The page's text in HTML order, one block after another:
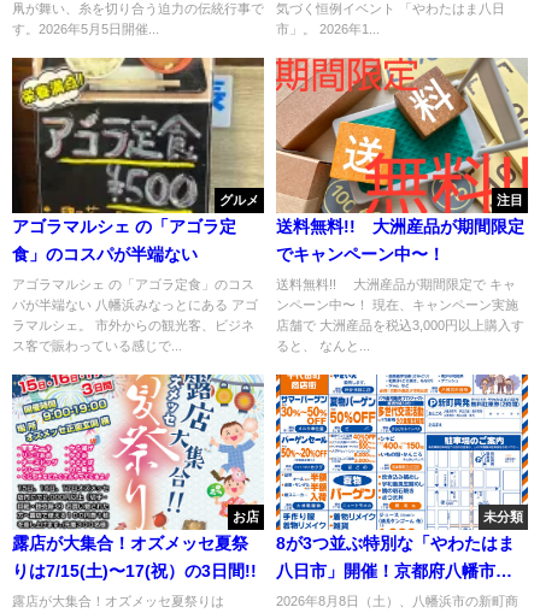
凧が舞い、糸を切り合う迫力の伝統行事で
す。2026年5月5日開催...
気づく恒例イベント 「やわたはま八日
市」。 2026年1...
グルメ
アゴラマルシェ の「アゴラ定
食」のコスパが半端ない
アゴラマルシェ の「アゴラ定食」のコス
パが半端ない 八幡浜みなっとにある アゴ
ラマルシェ。 市外からの観光客、ビジネ
ス客で賑わっている感じで...
注目
送料無料!! 大洲産品が期間限定
でキャンペーン中〜！
送料無料!! 大洲産品が期間限定で キャ
ンペーン中〜！ 現在、キャンペーン実施
店舗で 大洲産品を税込3,000円以上購入す
ると、 なんと...
お店
露店が大集合！オズメッセ夏祭
りは7/15(土)〜17(祝）の3日間!!
露店が大集合！オズメッセ夏祭りは
未分類
8が3つ並ぶ特別な「やわたはま
八日市」開催！京都府八幡市の
逸品も登場
2026年8月8日（土）、八幡浜市の新町商